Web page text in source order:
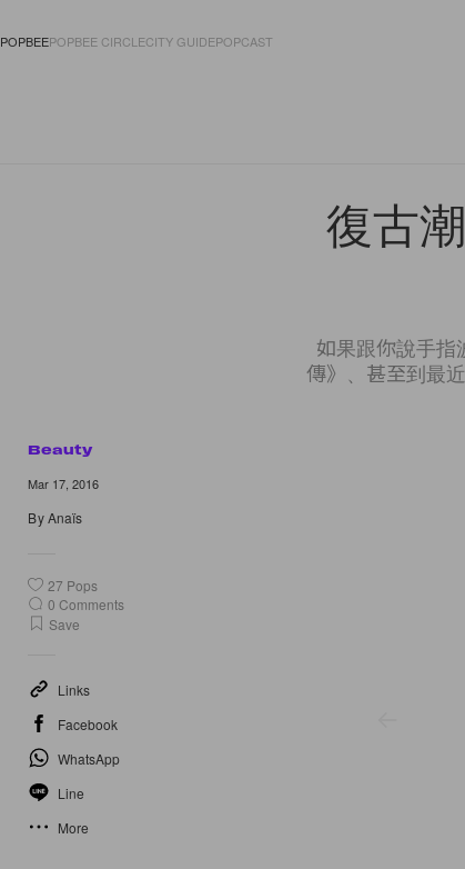
POPBEEPOPBEE CIRCLECITY GUIDEPOPCAST
復古
如果跟你說手
傳》、甚至到最
Beauty
Mar 17, 2016
ByAnaïs
27 Pops
0 Comments
Save
Links
Facebook
WhatsApp
Line
More